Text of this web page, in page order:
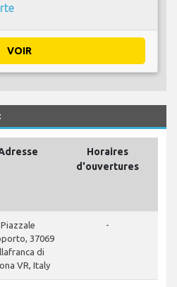
VOIR
Horaires
d'ouvertures
Piazzale
37069
di
VR, Italy
-